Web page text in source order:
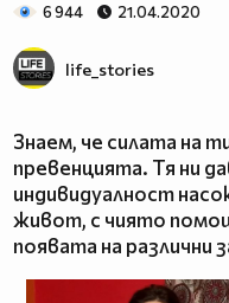
6 944 21.04.2020
life_stories
Знаем, че силата на
превенцията. Тя ни
индивидуалност
живот, с чиято
появата на различни